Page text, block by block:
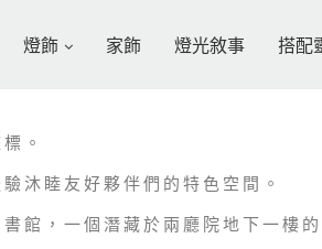
燈飾 家飾 燈光敘事 搭配
。
沐睦友好夥伴們的特色空間。
館，一個潛藏於兩廳院地下一樓的